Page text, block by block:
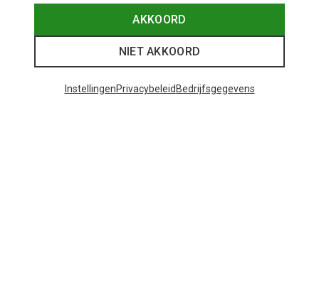
AKKOORD
NIET AKKOORD
InstellingenPrivacybeleid Bedrijfsgegevens